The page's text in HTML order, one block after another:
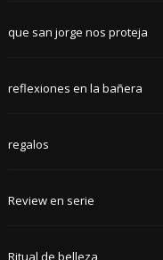
que san jorge nos proteja
reflexiones en la bañera
regalos
Review en serie
Ritual de belleza